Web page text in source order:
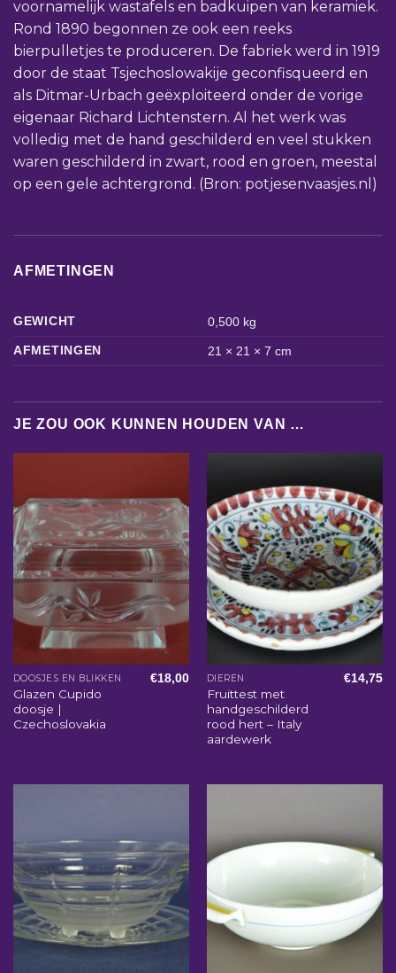
voornamelijk wastafels en badkuipen van keramiek.
Rond 1890 begonnen ze ook een reeks
bierpulletjes te produceren. De fabriek werd in 1919
door de staat Tsjechoslowakije geconfisqueerd en
als Ditmar-Urbach geëxploiteerd onder de vorige
eigenaar Richard Lichtenstern. Al het werk was
volledig met de hand geschilderd en veel stukken
waren geschilderd in zwart, rood en groen, meestal
op een gele achtergrond. (Bron: potjesenvaasjes.nl)
AFMETINGEN
GEWICHT
0,500 kg
AFMETINGEN
21 × 21 × 7 cm
JE ZOU OOK KUNNEN HOUDEN VAN …
DOOSJES EN BLIKKEN
Glazen Cupido
doosje |
Czechoslovakia
€18,00 DIEREN
Fruittest met
handgeschilderd
rood hert – Italy
aardewerk
€14,75